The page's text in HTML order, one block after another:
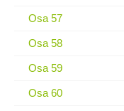
Osa 57
Osa 58
Osa 59
Osa 60